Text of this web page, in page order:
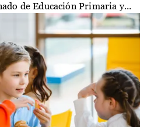
de Educación Primaria y...